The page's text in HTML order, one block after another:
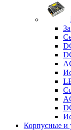
Корпусные и